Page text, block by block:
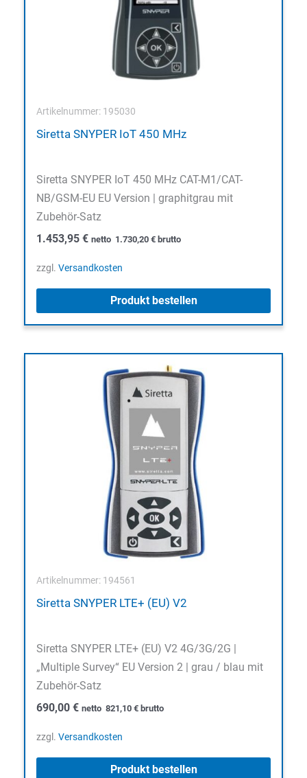
Artikelnummer: 195030
Siretta SNYPER IoT 450 MHz
Siretta SNYPER IoT 450 MHz CAT-M1/CAT-
NB/GSM-EU EU Version | graphitgrau mit
Zubehör-Satz
1.453,95 € netto 1.730,20 € brutto
zzgl. Versandkosten
Produkt bestellen
Artikelnummer: 194561
Siretta SNYPER LTE+ (EU) V2
Siretta SNYPER LTE+ (EU) V2 4G/3G/2G |
„Multiple Survey“ EU Version 2 | grau / blau mit
Zubehör-Satz
690,00 € netto 821,10 € brutto
zzgl. Versandkosten
Produkt bestellen